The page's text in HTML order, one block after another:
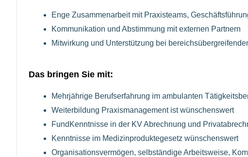
Enge Zusammenarbeit mit Praxisteams,
Kommunikation und Abstimmung mit externen Partnern
Mitwirkung und Unterstützung bei
Das bringen Sie mit:
Mehrjährige Berufserfahrung im ambulanten
Weiterbildung Praxismanagement ist wünschenswert
FundKenntnisse in der KV Abrechnung und
Kenntnisse im Medizinproduktegesetz wünschenswert
Organisationsvermögen, selbständige Arbeitsweise,